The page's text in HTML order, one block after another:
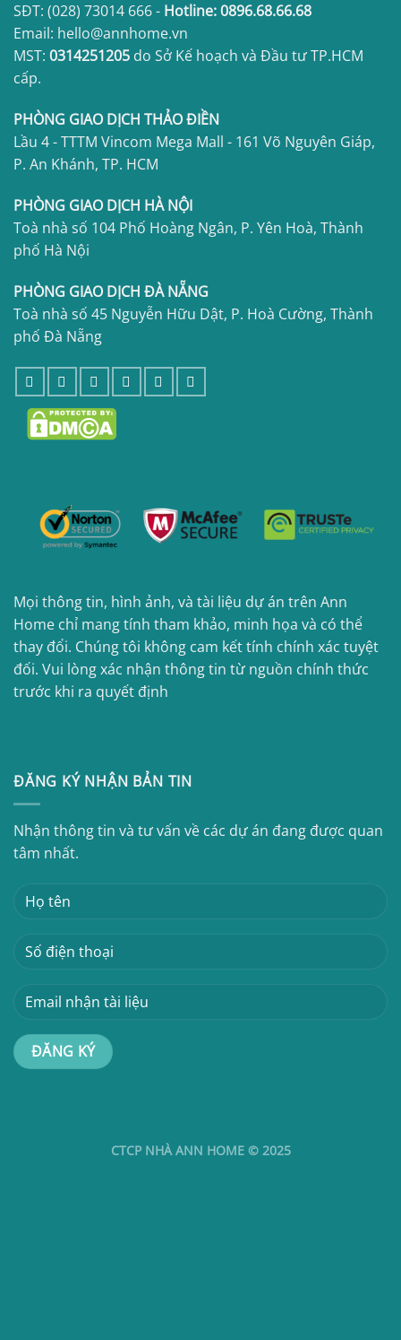
SĐT: (028) 73014 666- Hotline:0896.68.66.68
Email: hello@annhome.vn
MST: 0314251205 do Sở Kế hoạch và Đầu tư TP.HCM
cấp.
PHÒNG GIAO DỊCH THẢO ĐIỀN
Lầu 4 - TTTM Vincom Mega Mall - 161 Võ Nguyên Giáp,
P. An Khánh, TP. HCM
PHÒNG GIAO DỊCH HÀ NỘI
Toà nhà số 104 Phố Hoàng Ngân, P. Yên Hoà, Thành
phố Hà Nội
PHÒNG GIAO DỊCH ĐÀ NẴNG
Toà nhà số 45 Nguyễn Hữu Dật, P. Hoà Cường, Thành
phố Đà Nẵng
Mọi thông tin, hình ảnh, và tài liệu dự án trên Ann
Home chỉ mang tính tham khảo, minh họa và có thể
thay đổi. Chúng tôi không cam kết tính chính xác tuyệt
đối. Vui lòng xác nhận thông tin từ nguồn chính thức
trước khi ra quyết định
ĐĂNG KÝ NHẬN BẢN TIN
Nhận thông tin và tư vấn về các dự án đang được quan
tâm nhất.
CTCP NHÀ ANN HOME © 2025